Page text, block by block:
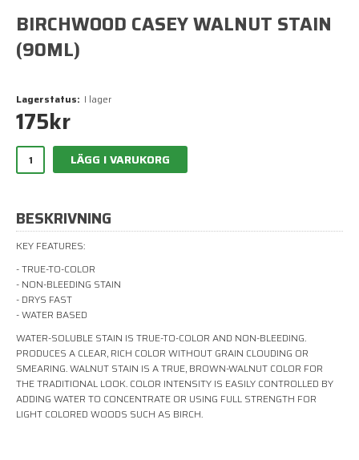
BIRCHWOOD CASEY WALNUT STAIN
(90ML)
Lagerstatus: I lager
175kr
LÄGG I VARUKORG
BESKRIVNING
KEY FEATURES:
- TRUE-TO-COLOR
- NON-BLEEDING STAIN
- DRYS FAST
- WATER BASED
WATER-SOLUBLE STAIN IS TRUE-TO-COLOR AND NON-BLEEDING.
PRODUCES A CLEAR, RICH COLOR WITHOUT GRAIN CLOUDING OR
SMEARING. WALNUT STAIN IS A TRUE, BROWN-WALNUT COLOR FOR
THE TRADITIONAL LOOK. COLOR INTENSITY IS EASILY CONTROLLED BY
ADDING WATER TO CONCENTRATE OR USING FULL STRENGTH FOR
LIGHT COLORED WOODS SUCH AS BIRCH.